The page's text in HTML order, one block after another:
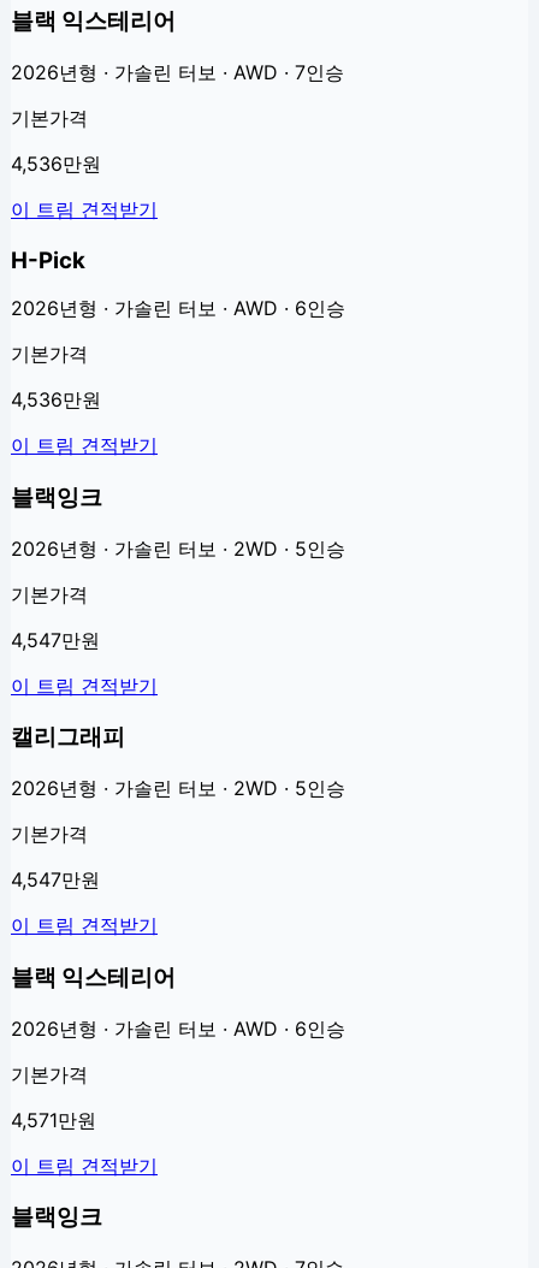
블랙 익스테리어
2026년형 · 가솔린 터보 · AWD · 7인승
기본가격
4,536만원
이 트림 견적받기
H-Pick
2026년형 · 가솔린 터보 · AWD · 6인승
기본가격
4,536만원
이 트림 견적받기
블랙잉크
2026년형 · 가솔린 터보 · 2WD · 5인승
기본가격
4,547만원
이 트림 견적받기
캘리그래피
2026년형 · 가솔린 터보 · 2WD · 5인승
기본가격
4,547만원
이 트림 견적받기
블랙 익스테리어
2026년형 · 가솔린 터보 · AWD · 6인승
기본가격
4,571만원
이 트림 견적받기
블랙잉크